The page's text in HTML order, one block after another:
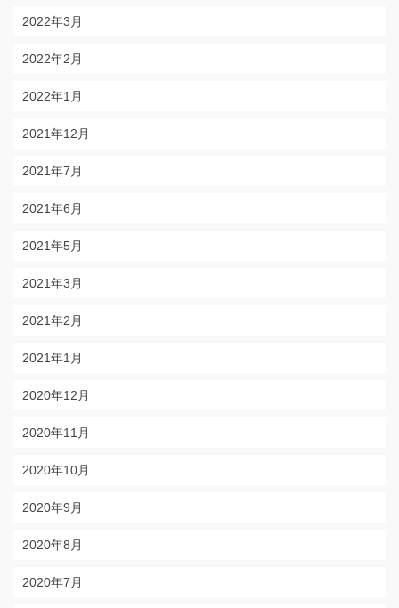
2022年3月
2022年2月
2022年1月
2021年12月
2021年7月
2021年6月
2021年5月
2021年3月
2021年2月
2021年1月
2020年12月
2020年11月
2020年10月
2020年9月
2020年8月
2020年7月